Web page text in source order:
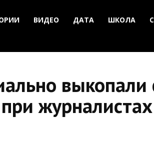
ВИДЕО ДАТА ШКОЛА
журналистах